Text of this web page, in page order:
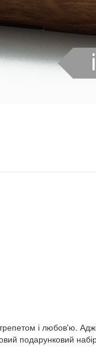
і любов'ю.
подарунковий